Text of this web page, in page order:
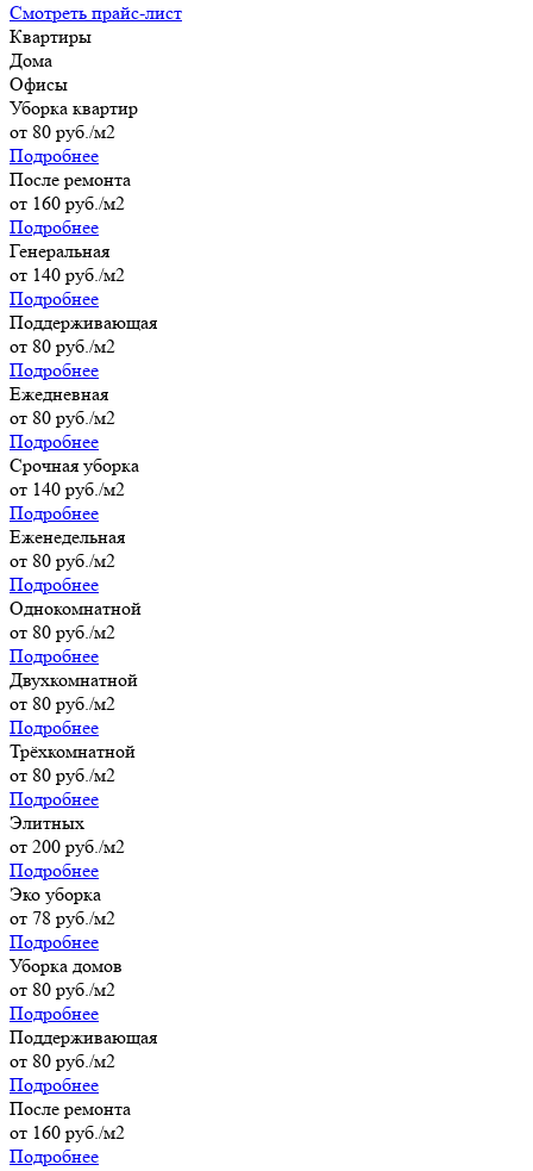
Смотреть прайс-лист
Квартиры
Дома
Офисы
Уборка квартир
от 80 руб./м2
Подробнее
После ремонта
от 160 руб./м2
Подробнее
Генеральная
от 140 руб./м2
Подробнее
Поддерживающая
от 80 руб./м2
Подробнее
Ежедневная
от 80 руб./м2
Подробнее
Cрочная уборка
от 140 руб./м2
Подробнее
Еженедельная
от 80 руб./м2
Подробнее
Однокомнатной
от 80 руб./м2
Подробнее
Двухкомнатной
от 80 руб./м2
Подробнее
Трёхкомнатной
от 80 руб./м2
Подробнее
Элитных
от 200 руб./м2
Подробнее
Эко уборка
от 78 руб./м2
Подробнее
Уборка домов
от 80 руб./м2
Подробнее
Поддерживающая
от 80 руб./м2
Подробнее
После ремонта
от 160 руб./м2
Подробнее